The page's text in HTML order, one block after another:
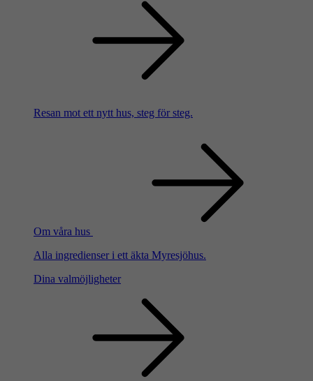
Resan mot ett nytt hus, steg för steg.
Om våra hus
Alla ingredienser i ett äkta Myresjöhus.
Dina valmöjligheter